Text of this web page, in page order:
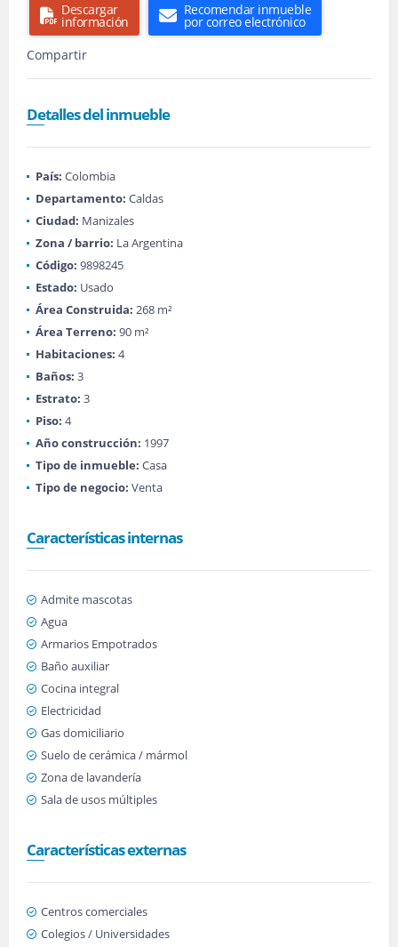
Descargar
información
Recomendar inmueble
por correo electrónico
Compartir
Detalles del inmueble
País: Colombia
Departamento: Caldas
Ciudad: Manizales
Zona / barrio: La Argentina
Código: 9898245
Estado: Usado
Área Construida: 268 m²
Área Terreno: 90 m²
Habitaciones: 4
Baños: 3
Estrato: 3
Piso: 4
Año construcción: 1997
Tipo de inmueble: Casa
Tipo de negocio: Venta
Características internas
Admite mascotas
Agua
Armarios Empotrados
Baño auxiliar
Cocina integral
Electricidad
Gas domiciliario
Suelo de cerámica / mármol
Zona de lavandería
Sala de usos múltiples
Características externas
Centros comerciales
Colegios / Universidades